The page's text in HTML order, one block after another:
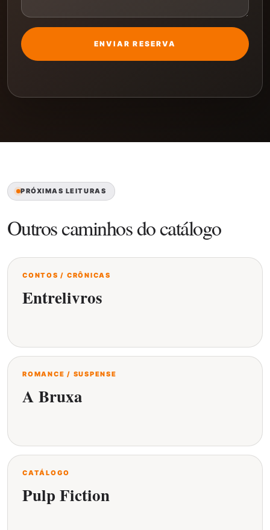
ENVIAR RESERVA
PRÓXIMAS LEITURAS
Outros caminhos do catálogo
CONTOS / CRÔNICAS
Entrelivros
ROMANCE / SUSPENSE
A Bruxa
CATÁLOGO
Pulp Fiction